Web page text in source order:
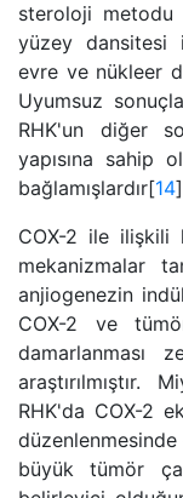
steroloji metodu
yüzey dansitesi
evre ve nükleer
Uyumsuz
RHK'un diğer
yapısına sahip
bağlamışlardır[14
COX-2 ile ilişkili
mekanizmalar
anjiogenezin
COX-2 ve
damarlanması
araştırılmıştır.
RHK'da COX-2
büyük tümör